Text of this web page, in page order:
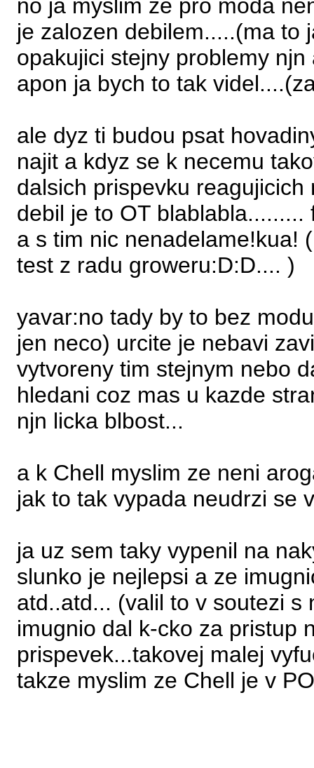
no ja myslim ze pro moda
je zalozen debilem.....(ma to
opakujici stejny problemy
apon ja bych to tak
ale dyz ti budou psat
najit a kdyz se k necemu
dalsich prispevku
debil je to OT blablabla.........
a s tim nic nenadelame!kua!
test z radu groweru:D:D.... )
yavar:no tady by to bez
jen neco) urcite je nebavi
vytvoreny tim stejnym nebo
hledani coz mas u kazde
njn licka blbost...
a k Chell myslim ze neni
jak to tak vypada neudrzi se
ja uz sem taky vypenil na
slunko je nejlepsi a ze
atd..atd... (valil to v soutezi
imugnio dal k-cko za pristup
prispevek...takovej malej
takze myslim ze Chell je v